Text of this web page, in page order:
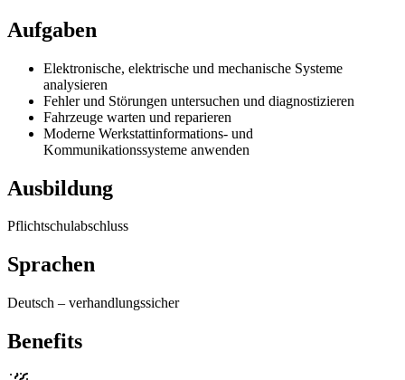
Aufgaben
Elektronische, elektrische und mechanische Systeme
analysieren
Fehler und Störungen untersuchen und diagnostizieren
Fahrzeuge warten und reparieren
Moderne Werkstattinformations- und
Kommunikationssysteme anwenden
Ausbildung
Pflichtschulabschluss
Sprachen
Deutsch – verhandlungssicher
Benefits